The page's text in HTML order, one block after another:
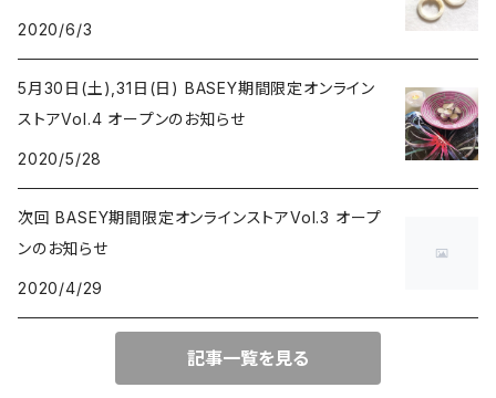
2020/6/3
5月30日(土),31日(日) BASEY期間限定オンライン
ストアVol.4 オープンのお知らせ
2020/5/28
次回 BASEY期間限定オンラインストアVol.3 オープ
ンのお知らせ
2020/4/29
記事一覧を見る